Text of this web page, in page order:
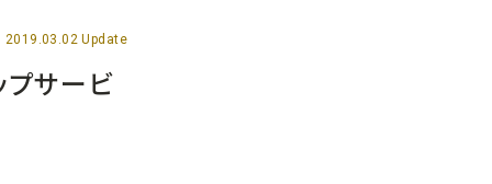
2019.03.02 Update
プサービ